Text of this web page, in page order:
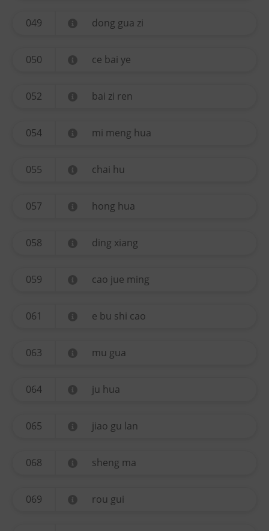
049 dong gua zi
050 ce bai ye
052 bai zi ren
054 mi meng hua
055 chai hu
057 hong hua
058 ding xiang
059 cao jue ming
061 e bu shi cao
063 mu gua
064 ju hua
065 jiao gu lan
068 sheng ma
069 rou gui